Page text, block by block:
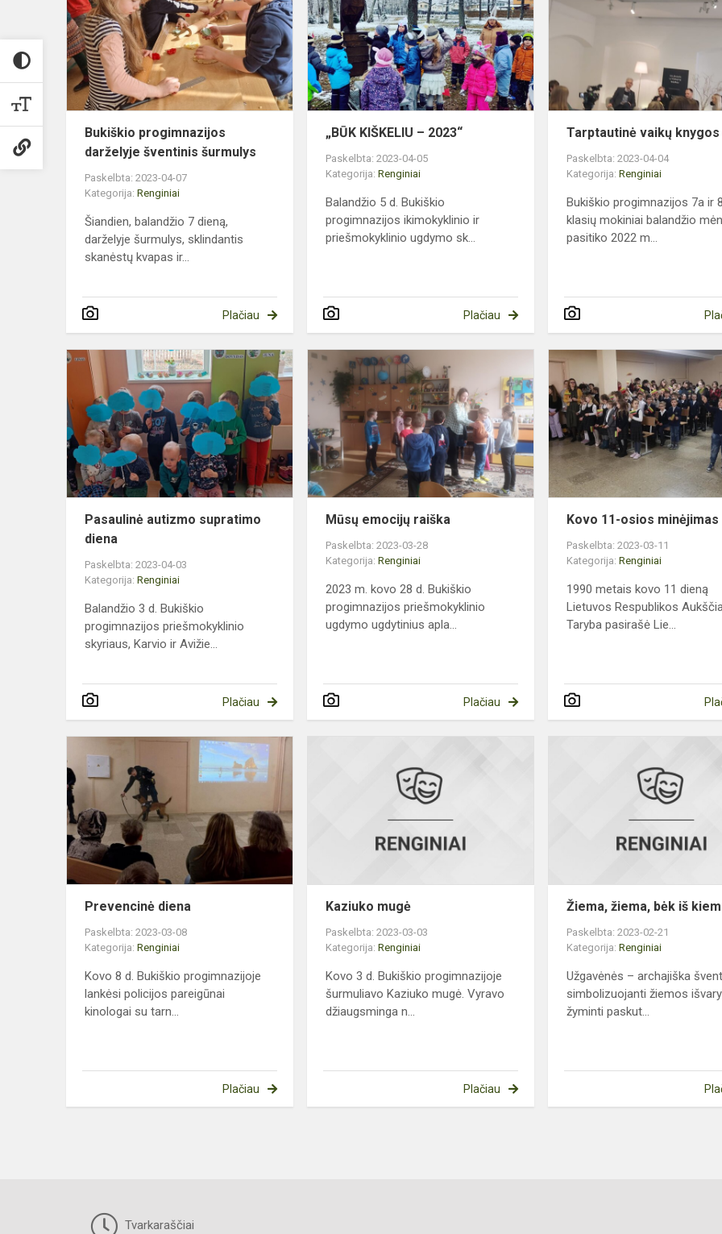
darželyje
šventinis
šurmulys
Bukiškio progimnazijos
darželyje šventinis šurmulys
Paskelbta: 2023-04-07
Kategorija: Renginiai
Šiandien, balandžio 7 dieną,
darželyje šurmulys, sklindantis
skanėstų kvapas ir...
Plačiau
–
2023“
„BŪK KIŠKELIU – 2023“
Paskelbta: 2023-04-05
Kategorija:Renginiai
Balandžio 5 d. Bukiškio
progimnazijos ikimokyklinio ir
priešmokyklinio ugdymo sk...
Plačiau
Tarptautinė vaikų knygos
Paskelbta: 2023-04-04
Kategorija:Renginiai
Bukiškio progimnazijos 7a ir
klasių mokiniai balandžio
pasitiko 2022 m...
Pasaulinė
autizmo
supratimo
diena
Pasaulinė autizmo supratimo
diena
Paskelbta: 2023-04-03
Kategorija: Renginiai
Balandžio 3 d. Bukiškio
progimnazijos priešmokyklinio
skyriaus, Karvio ir Avižie...
Plačiau
Mūsų
emocijų
raiška
Mūsų emocijų raiška
Paskelbta: 2023-03-28
Kategorija:Renginiai
2023 m. kovo 28 d. Bukiškio
progimnazijos priešmokyklinio
ugdymo ugdytinius apla...
Plačiau
Kovo 11-osios minėjimas
Paskelbta: 2023-03-11
Kategorija:Renginiai
1990 metais kovo 11 dieną
Lietuvos Respublikos
Taryba pasirašė Lie...
Prevencinė diena
Paskelbta: 2023-03-08
Kategorija: Renginiai
Kovo 8 d. Bukiškio progimnazijoje
lankėsi policijos pareigūnai
kinologai su tarn...
Plačiau
Kaziuko mugė
Paskelbta: 2023-03-03
Kategorija:Renginiai
Kovo 3 d. Bukiškio progimnazijoje
šurmuliavo Kaziuko mugė. Vyravo
džiaugsminga n...
Plačiau
Žiema, žiema, bėk iš
Paskelbta: 2023-02-21
Kategorija:Renginiai
Užgavėnės – archajiška
simbolizuojanti žiemos
žyminti paskut...
Tvarkaraščiai